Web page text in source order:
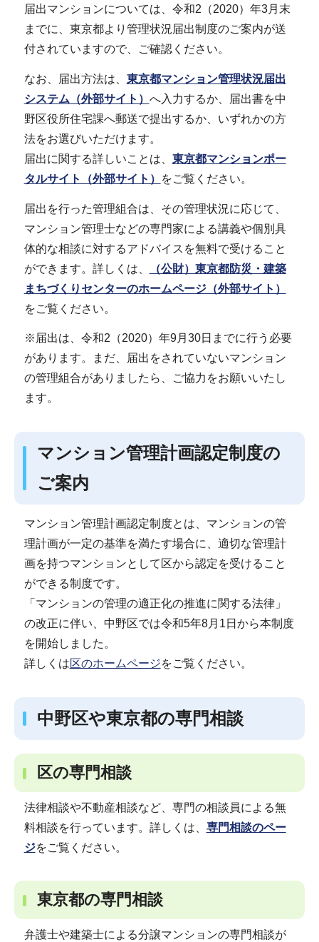
届出マンションについては、令和2（2020）年3月末
までに、東京都より管理状況届出制度のご案内が送
付されていますので、ご確認ください。
なお、届出方法は、 東京都マンション管理状況届出
システム（外部サイト） へ入力するか、届出書を中
野区役所住宅課へ郵送で提出するか、いずれかの方
法をお選びいただけます。
届出に関する詳しいことは、 東京都マンションポー
タルサイト（外部サイト）
をご覧ください。
届出を行った管理組合は、その管理状況に応じて、
マンション管理士などの専門家による講義や個別具
体的な相談に対するアドバイスを無料で受けること
ができます。詳しくは、
（公財）東京都防災・建築
まちづくりセンターのホームページ（外部サイト）
をご覧ください。
※届出は、令和2（2020）年9月30日までに行う必要
があります。まだ、届出をされていないマンション
の管理組合がありましたら、ご協力をお願いいたし
ます。
マンション管理計画認定制度の
ご案内
マンション管理計画認定制度とは、マンションの管
理計画が一定の基準を満たす場合に、適切な管理計
画を持つマンションとして区から認定を受けること
ができる制度です。
「マンションの管理の適正化の推進に関する法律」
の改正に伴い、中野区では令和5年8月1日から本制度
を開始しました。
詳しくは区のホームページをご覧ください。
中野区や東京都の専門相談
区の専門相談
法律相談や不動産相談など、専門の相談員による無
料相談を行っています。詳しくは、 専門相談のペー
ジをご覧ください。
東京都の専門相談
弁護士や建築士による分譲マンションの専門相談が